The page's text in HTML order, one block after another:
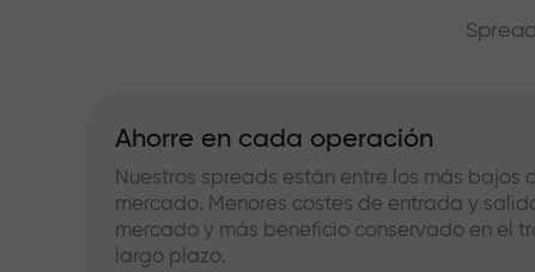
Ahorre en cada operación
Nuestros spreads están entre los más bajos
mercado. Menores costes de entrada y
mercado y más beneficio conservado en el
largo plazo.